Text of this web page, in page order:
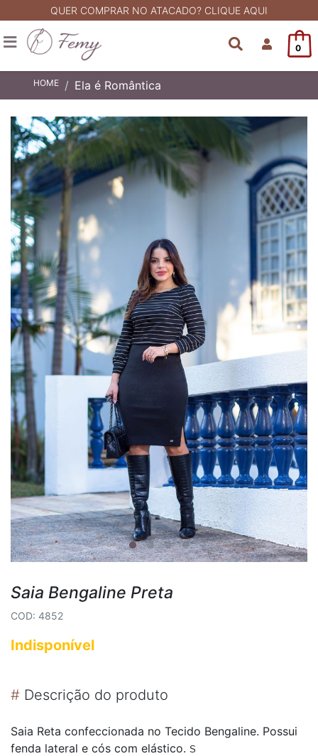
QUER COMPRAR NO ATACADO? CLIQUE AQUI
0
HOME Ela é Romântica
Saia Bengaline Preta
COD: 4852
Indisponível
# Descrição do produto
Saia Reta confeccionada no Tecido Bengaline. Possui
fenda lateral e cós com elástico. S